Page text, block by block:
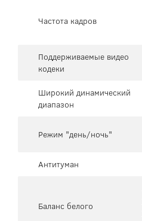
Частота кадров
Поддерживаемые видео
кодеки
Широкий динамический
диапазон
Режим "день/ночь"
Антитуман
Баланс белого